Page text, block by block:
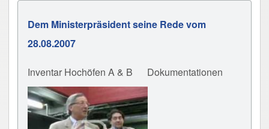
Dem Ministerpräsident seine Rede vom
28.08.2007
Inventar Hochöfen A & B Dokumentationen